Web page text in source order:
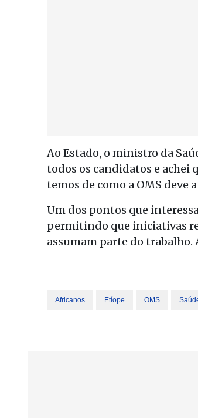
Ao Estado, o ministro da
todos os candidatos e achei
temos de como a OMS deve
Um dos pontos que
permitindo que iniciativas
assumam parte do
Africanos Etíope OMS